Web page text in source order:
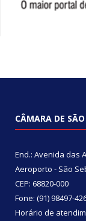
CÂMARA DE
End.: Avenida das
Aeroporto - São
CEP: 68820-000
Fone: (91) 98497-
Horário de